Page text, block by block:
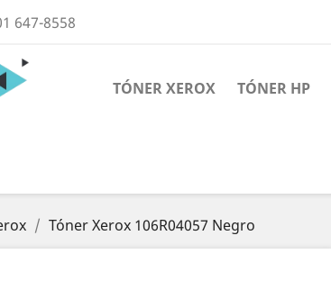
647-8558
TÓNER XEROX TÓNER HP
Tóner Xerox 106R04057 Negro